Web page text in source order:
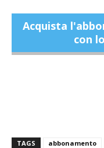
Acquista
con
TAGS abbonamento